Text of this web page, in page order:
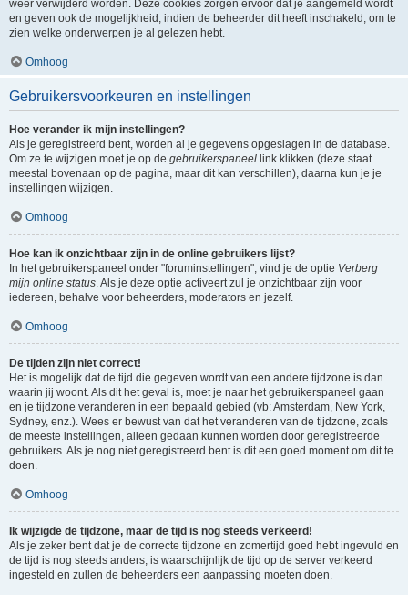
weer verwijderd worden. Deze cookies zorgen ervoor dat je aangemeld wordt
en geven ook de mogelijkheid, indien de beheerder dit heeft inschakeld, om te
zien welke onderwerpen je al gelezen hebt.
Omhoog
Gebruikersvoorkeuren en instellingen
Hoe verander ik mijn instellingen?
Als je geregistreerd bent, worden al je gegevens opgeslagen in de database.
Om ze te wijzigen moet je op de gebruikerspaneel link klikken (deze staat
meestal bovenaan op de pagina, maar dit kan verschillen), daarna kun je je
instellingen wijzigen.
Omhoog
Hoe kan ik onzichtbaar zijn in de online gebruikers lijst?
In het gebruikerspaneel onder "foruminstellingen", vind je de optie Verberg
mijn online status. Als je deze optie activeert zul je onzichtbaar zijn voor
iedereen, behalve voor beheerders, moderators en jezelf.
Omhoog
De tijden zijn niet correct!
Het is mogelijk dat de tijd die gegeven wordt van een andere tijdzone is dan
waarin jij woont. Als dit het geval is, moet je naar het gebruikerspaneel gaan
en je tijdzone veranderen in een bepaald gebied (vb: Amsterdam, New York,
Sydney, enz.). Wees er bewust van dat het veranderen van de tijdzone, zoals
de meeste instellingen, alleen gedaan kunnen worden door geregistreerde
gebruikers. Als je nog niet geregistreerd bent is dit een goed moment om dit te
doen.
Omhoog
Ik wijzigde de tijdzone, maar de tijd is nog steeds verkeerd!
Als je zeker bent dat je de correcte tijdzone en zomertijd goed hebt ingevuld en
de tijd is nog steeds anders, is waarschijnlijk de tijd op de server verkeerd
ingesteld en zullen de beheerders een aanpassing moeten doen.